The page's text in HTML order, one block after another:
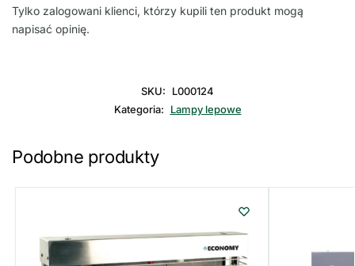
Tylko zalogowani klienci, którzy kupili ten produkt mogą
napisać opinię.
SKU:
L000124
Kategoria:
Lampy lepowe
Podobne produkty